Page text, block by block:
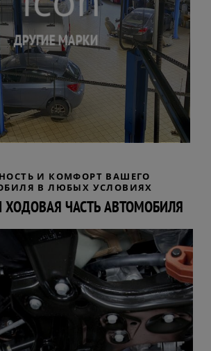
ДРУГИЕ МАРКИ
И КОМФОРТ ВАШЕГО
В ЛЮБЫХ УСЛОВИЯХ
ХОДОВАЯ ЧАСТЬ АВТОМОБИЛЯ